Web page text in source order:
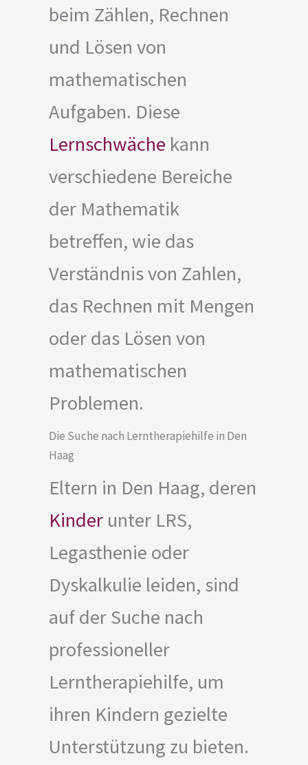
beim Zählen, Rechnen
und Lösen von
mathematischen
Aufgaben. Diese
Lernschwäche kann
verschiedene Bereiche
der Mathematik
betreffen, wie das
Verständnis von Zahlen,
das Rechnen mit Mengen
oder das Lösen von
mathematischen
Problemen.
Die Suche nach Lerntherapiehilfe in Den
Haag
Eltern in Den Haag, deren
Kinder unter LRS,
Legasthenie oder
Dyskalkulie leiden, sind
auf der Suche nach
professioneller
Lerntherapiehilfe, um
ihren Kindern gezielte
Unterstützung zu bieten.